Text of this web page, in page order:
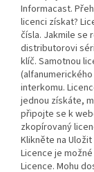
Informacast.
licenci získat?
čísla. Jakmile se
distributorovi
klíč. Samotnou
interkomu.
jednou získáte,
připojte se k
zkopírovaný
Klikněte na
Licence je
Licence. Mohu